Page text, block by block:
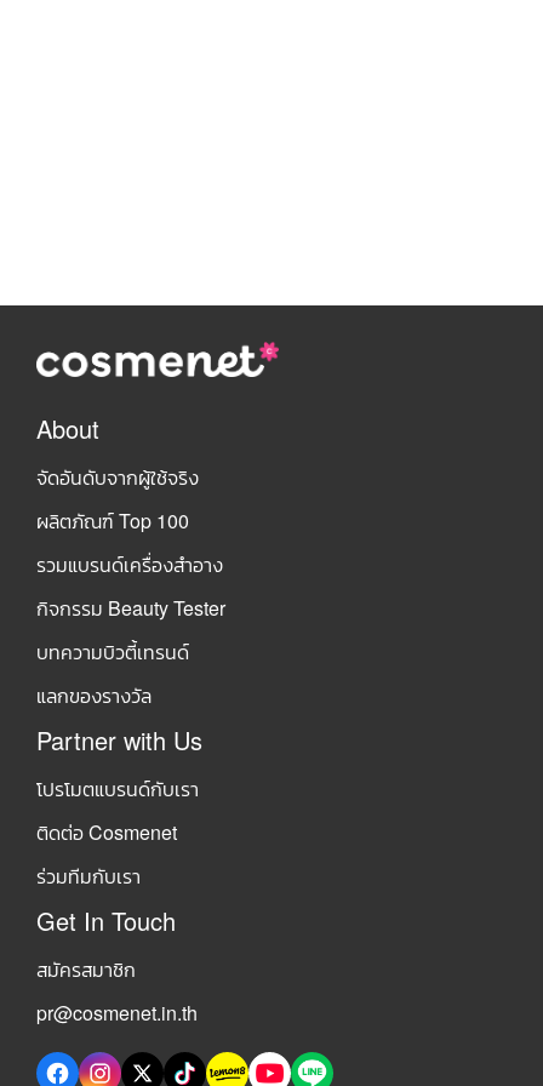
About
จัดอันดับจากผู้ใช้จริง
ผลิตภัณฑ์ Top 100
รวมแบรนด์เครื่องสำอาง
กิจกรรม Beauty Tester
บทความบิวตี้เทรนด์
แลกของรางวัล
Partner with Us
โปรโมตแบรนด์กับเรา
ติดต่อ Cosmenet
ร่วมทีมกับเรา
Get In Touch
สมัครสมาชิก
pr@cosmenet.in.th